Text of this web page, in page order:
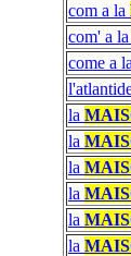
com a la
com' a la
come a la
la
la
la
la
la
la